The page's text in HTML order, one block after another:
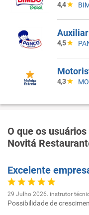
4,4
4,5
4,3
O que os
Novitá
Excelente
29 Julho 2026. instrutor
Possibilidade de